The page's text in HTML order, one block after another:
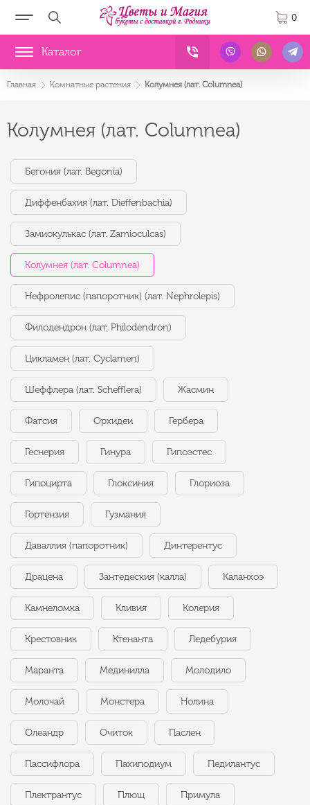
0
Каталог
Главная Комнатные растения Колумнея (лат. Columnea)
Колумнея (лат. Columnea)
Бегония (лат. Begonia)
Диффенбахия (лат. Dieffenbachia)
Замиокулькас (лат. Zamioculcas)
Колумнея (лат. Columnea)
Нефролепис (папоротник) (лат. Nephrolepis)
Филодендрон (лат. Philodendron)
Цикламен (лат. Cyclamen)
Шеффлера (лат. Schefflera) Жасмин
Фатсия Орхидеи Гербера
Геснерия Гинура Гипоэстес
Гипоцирта Глоксиния Глориоза
Гортензия Гузмания
Даваллия (папоротник) Динтерентус
Драцена Зантедеския (калла) Каланхоэ
Камнеломка Кливия Колерия
Крестовник Ктенанта Ледебурия
Маранта Мединилла Молодило
Молочай Монстера Нолина
Олеандр Очиток Паслен
Пассифлора Пахиподиум Педилантус
Плектрантус Плющ Примула